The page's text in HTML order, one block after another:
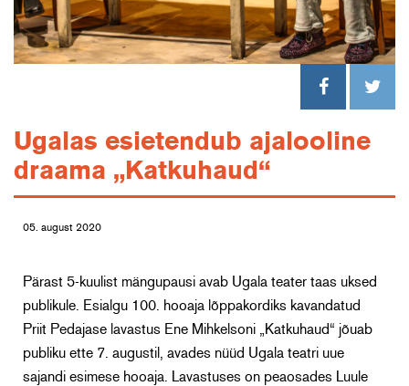
Ugalas esietendub ajalooline
draama „Katkuhaud“
05. august 2020
Pärast 5-kuulist mängupausi avab Ugala teater taas uksed
publikule. Esialgu 100. hooaja lõppakordiks kavandatud
Priit Pedajase lavastus Ene Mihkelsoni „Katkuhaud“ jõuab
publiku ette 7. augustil, avades nüüd Ugala teatri uue
sajandi esimese hooaja. Lavastuses on peaosades Luule